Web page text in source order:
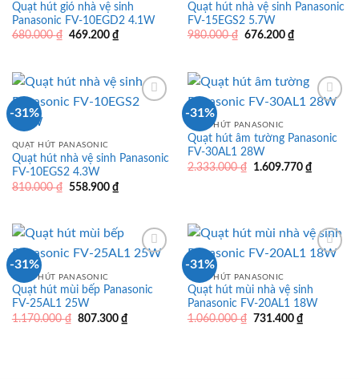
Quạt hút gió nhà vệ sinh
Panasonic FV-10EGD2 4.1W
680.000₫ Giá
469.200 ₫Giá
469.200 ₫.
Quạt hút nhà vệ sinh Panasonic
FV-15EGS2 5.7W
980.000₫ Giá
676.200 ₫Giá
676.200 ₫.
-31%
QUẠT HÚT PANASONIC
Quạt hút nhà vệ sinh Panasonic
FV-10EGS2 4.3W
810.000₫
Giá
558.900 ₫Giá
hiện
558.900 ₫.
-31%
QUẠT HÚT PANASONIC
Quạt hút âm tường Panasonic
FV-30AL1 28W
2.333.000₫
Giá
1.609.770 ₫Giá
hiện
-31%
QUẠT HÚT PANASONIC
Quạt hút mùi bếp Panasonic
FV-25AL1 25W
1.170.000₫ Giá
807.300 ₫Giá
hiện
-31%
QUẠT HÚT PANASONIC
Quạt hút mùi nhà vệ sinh
Panasonic FV-20AL1 18W
1.060.000₫ Giá
731.400 ₫Giá
hiện